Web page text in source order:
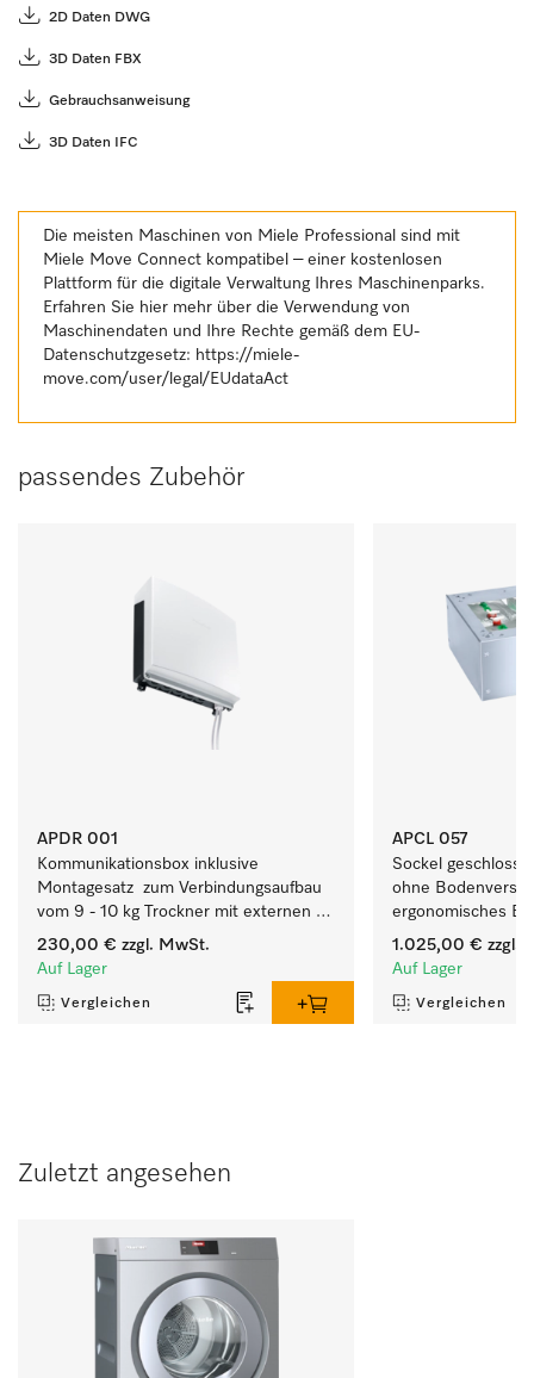
2D Daten DWG
3D Daten FBX
Gebrauchsanweisung
3D Daten IFC
Die meisten Maschinen von Miele Professional sind mit
Miele Move Connect kompatibel – einer kostenlosen
Plattform für die digitale Verwaltung Ihres Maschinenparks.
Erfahren Sie hier mehr über die Verwendung von
Maschinendaten und Ihre Rechte gemäß dem EU-
Datenschutzgesetz: https://miele-
move.com/user/legal/EUdataAct
passendes Zubehör
APDR 001
Kommunikationsbox inklusive
Montagesatz  zum Verbindungsaufbau
vom 9 - 10 kg Trockner mit externen
Systemen.
230,00 € zzgl. MwSt.
Auf Lager
Vergleichen
APCL 057
Sockel
ohne
ergonomisches
Waschmaschine
1.025,00 € zzgl.
Auf Lager
Vergleichen
Zuletzt angesehen